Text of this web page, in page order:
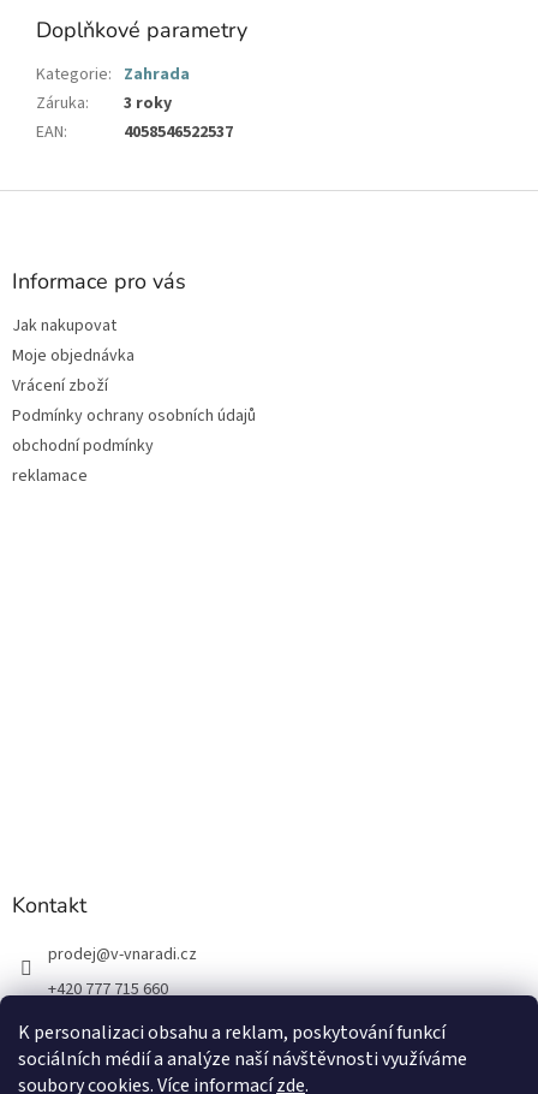
K personalizaci obsahu a reklam, poskytování funkcí
sociálních médií a analýze naší návštěvnosti využíváme
soubory cookies. Více informacízde.
Doplňkové parametry
Kategorie: Zahrada
Záruka:
3 roky
EAN: 4058546522537
Z
Informace pro vás
Jak nakupovat
Moje objednávka
Vrácení zboží
Podmínky ochrany osobních údajů
obchodní podmínky
reklamace
Kontakt
prodej@v-vnaradi.cz
+420 777 715 660